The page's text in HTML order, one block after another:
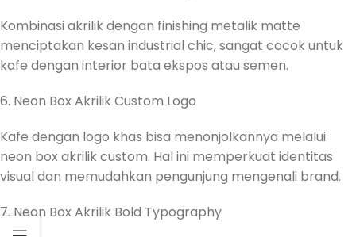
Kombinasi akrilik dengan finishing metalik matte
menciptakan kesan industrial chic, sangat cocok untuk
kafe dengan interior bata ekspos atau semen.
6. Neon Box Akrilik Custom Logo
Kafe dengan logo khas bisa menonjolkannya melalui
neon box akrilik custom. Hal ini memperkuat identitas
visual dan memudahkan pengunjung mengenali brand.
7. Neon Box Akrilik Bold Typography